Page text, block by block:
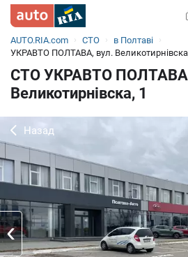
Увійти в кабінет
Вживані авто
Новини
Все для авто
AUTO.RIA.com СТО
в Полтаві
УКРАВТО ПОЛТАВА, вул.
СТО УКРАВТО
Великотирнівска, 1
Назад